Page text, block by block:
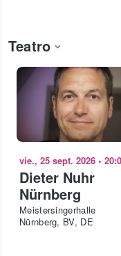
Teatro
vie., 25 sept. 2026 •
Dieter Nuhr
Nürnberg
Meistersingerhalle
Nürnberg, BV, DE